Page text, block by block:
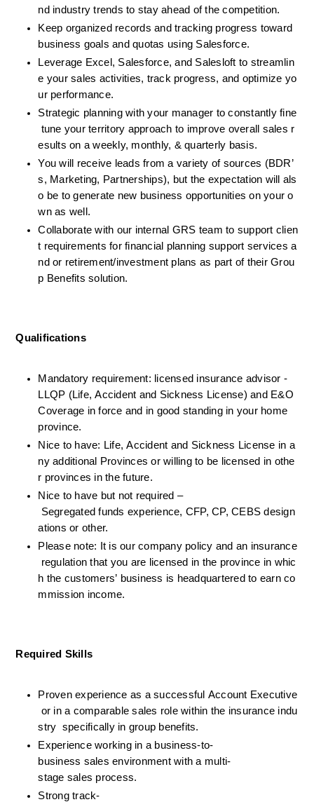
nd industry trends to stay ahead of the competition.
Keep organized records and tracking progress toward
business goals and quotas using Salesforce.
Leverage Excel, Salesforce, and Salesloft to streamlin
e your sales activities, track progress, and optimize yo
ur performance.
Strategic planning with your manager to constantly fine
tune your territory approach to improve overall sales r
esults on a weekly, monthly, & quarterly basis.
You will receive leads from a variety of sources (BDR’
s, Marketing, Partnerships), but the expectation will als
o be to generate new business opportunities on your o
wn as well.
Collaborate with our internal GRS team to support clien
t requirements for financial planning support services a
nd or retirement/investment plans as part of their Grou
p Benefits solution.
Qualifications
Mandatory requirement: licensed insurance advisor -
LLQP (Life, Accident and Sickness License) and E&O
Coverage in force and in good standing in your home
province.
Nice to have: Life, Accident and Sickness License in a
ny additional Provinces or willing to be licensed in othe
r provinces in the future.
Nice to have but not required –
Segregated funds experience, CFP, CP, CEBS design
ations or other.
Please note: It is our company policy and an insurance
regulation that you are licensed in the province in whic
h the customers’ business is headquartered to earn co
mmission income.
Required Skills
Proven experience as a successful Account Executive
or in a comparable sales role within the insurance indu
stry  specifically in group benefits.
Experience working in a business-to-
business sales environment with a multi-
stage sales process.
Strong track-